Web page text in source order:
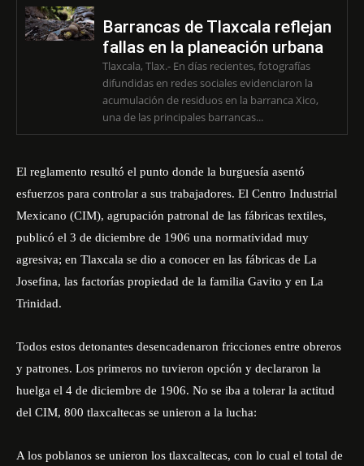
Barrancas de Tlaxcala reflejan
fallas en la planeación urbana
Tlaxcala, Tlax.- En días recientes, fotografías
difundidas en redes sociales evidenciaron la
acumulación de residuos en la barranca Xico,
una de las principales barrancas...
El reglamento resultó el punto donde la burguesía asentó
esfuerzos para controlar a sus trabajadores. El Centro Industrial
Mexicano (CIM), agrupación patronal de las fábricas textiles,
publicó el 3 de diciembre de 1906 una normatividad muy
agresiva; en Tlaxcala se dio a conocer en las fábricas de La
Josefina, las factorías propiedad de la familia Gavito y en La
Trinidad.
Todos estos detonantes desencadenaron fricciones entre obreros
y patrones. Los primeros no tuvieron opción y declararon la
huelga el 4 de diciembre de 1906. No se iba a tolerar la actitud
del CIM, 800 tlaxcaltecas se unieron a la lucha:
A los poblanos se unieron los tlaxcaltecas, con lo cual el total de